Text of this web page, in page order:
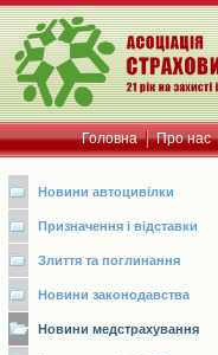
Головна Про нас
Новини автоцивілки
Призначення і відставки
Злиття та поглинання
Новини законодавства
Новини медстрахування